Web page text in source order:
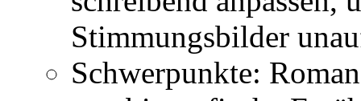
Stimmungsbilder
Schwerpunkte: